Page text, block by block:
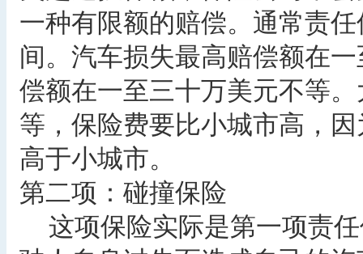
一种有限额的赔偿。通常责
间。汽车损失最高赔偿额在
偿额在一至三十万美元不等
等，保险费要比小城市高，
高于小城市。
第二项：碰撞保险
这项保险实际是第一项责